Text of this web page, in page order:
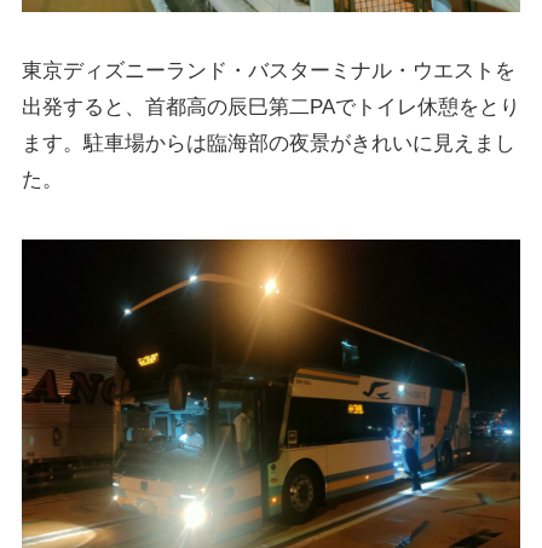
東京ディズニーランド・バスターミナル・ウエストを
出発すると、首都高の辰巳第二PAでトイレ休憩をとり
ます。駐車場からは臨海部の夜景がきれいに見えまし
た。